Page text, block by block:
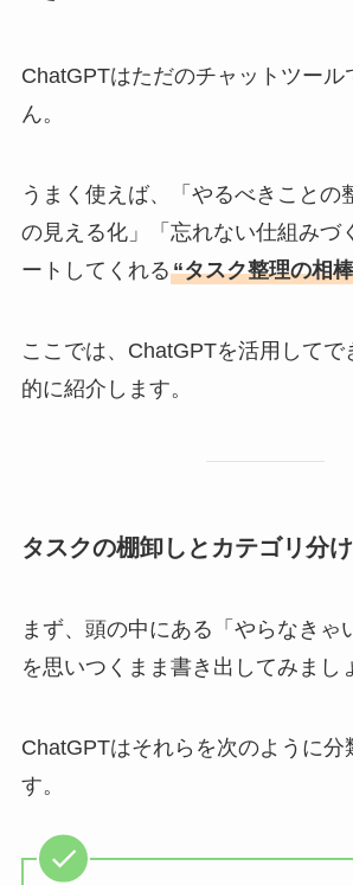
ChatGPTはただのチャットツール
ん。
うまく使えば、「やるべきことの
の見える化」「忘れない仕組みづ
ートしてくれる“タスク整理の相
ここでは、ChatGPTを活用してで
的に紹介します。
タスクの棚卸しとカテゴリ分け
まず、頭の中にある「やらなきゃ
を思いつくまま書き出してみまし
ChatGPTはそれらを次のように分
す。